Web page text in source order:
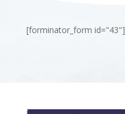
[forminator_form id="43"]